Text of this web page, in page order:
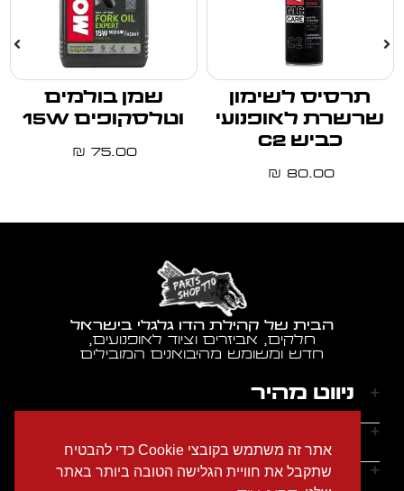
תרסיס לשימון
שרשרת לאופנועי
כביש C2
80.00
₪
שמן בולמים
וטלסקופים 15W
75.00
₪
הבית של קהילת הדו גלגלי בישראל
חלקים, אביזרים וציוד לאופנועים,
חדש ומשומש מהיבואנים המובילים
ניווט מהיר
דף הבית
אודותינו
הצהרת נגישות
ראשון - חמישי: 9:00-18:00
יצירת קשר
אתר זה משתמש בקובצי Cookie כדי להבטיח
שתקבל את חוויית הגלישה הטובה ביותר באתר